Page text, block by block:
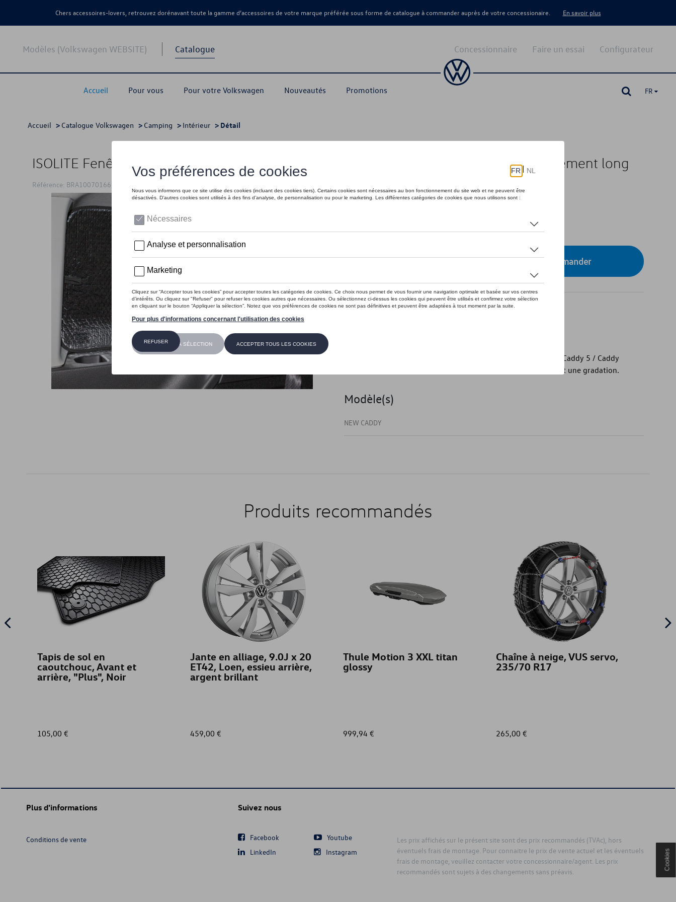
Chers accessoires-lovers, retrouvez dorénavant toute la gamme d’accessoires de votre marque préférée sous forme de catalogue à commander auprès de votre concessionaire. En savoir plus
Modèles (Volkswagen WEBSITE) Catalogue
Accueil Pour vous Pour votre Volkswagen Nouveautés Promotions
Configurateur
Faire un essai
Concessionnaire
FR
Accueil > Catalogue Volkswagen > Camping > Intérieur > Détail
ISOLITE Fenêtre intérieure fixe pilier C-D, droite, VW Caddy 5 / Caddy California à empattement long
Référence: BRA100701662
Moins de 5 pcs disponibles.
Contactez votre concessionnaire pour commander
Introduction
ISOLITE Inside pour le pilier C-D de la fenêtre gauche pour VW Caddy 5 / Caddy
California avec empattement long offre une grande isolation et une gradation.
Modèle(s)
NEW CADDY
Produits recommandés
Tapis de sol en
caoutchouc, Avant et
arrière, "Plus", Noir
105,00 €
Jante en alliage, 9.0J x 20
ET42, Loen, essieu arrière,
argent brillant
459,00 €
Thule Motion 3 XXL titan
glossy
999,94 €
Chaîne à neige, VUS servo,
235/70 R17
265,00 €
Plus d'informations
Conditions de vente
Suivez nous
Facebook
Youtube
LinkedIn
Instagram
Les prix affichés sur le présent site sont des prix recommandés (TVAc), hors
éventuels frais de montage. Pour connaitre le prix de vente actuel et les éventuels
frais de montage, veuillez contacter votre concessionnaire/agent. Les prix
recommandés sont sujets à des changements sans préavis.
Cookies